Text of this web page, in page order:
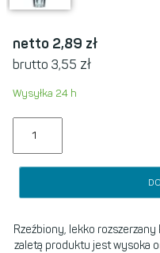
netto 2,89 zł
brutto 3,55 zł
Wysyłka 24 h
Rzeźbiony, lekko
zaletą produktu jest wysoka